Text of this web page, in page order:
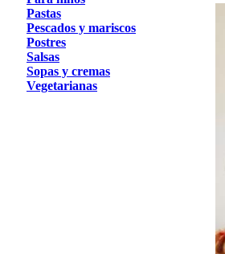
Pastas
Pescados y mariscos
Postres
Salsas
Sopas y cremas
Vegetarianas